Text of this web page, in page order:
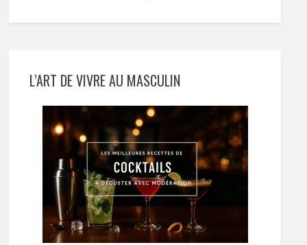
L’ART DE VIVRE AU MASCULIN